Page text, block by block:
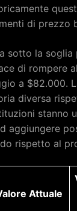
di prezzo
sotto la soglia
di rompere
a $82.000.
diversa
stanno
aggiungere
rispetto al
Attuale